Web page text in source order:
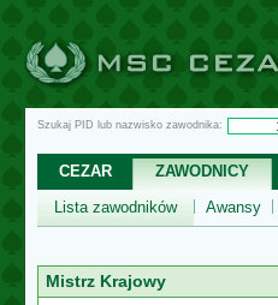
Szukaj PID lub nazwisko zawodnika:
CEZAR ZAWODNICY
Lista zawodników
Awansy
Mistrz Krajowy